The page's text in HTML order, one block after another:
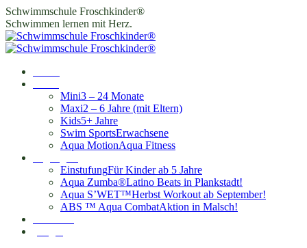
Zum
Inhalt
springen
Schwimmschule Froschkinder®
Schwimmen lernen mit Herz.
Mini3 – 24 Monate
Maxi2 – 6 Jahre (mit Eltern)
Kids5+ Jahre
Swim SportsErwachsene
Aqua MotionAqua Fitness
EinstufungFür Kinder ab 5 Jahre
Aqua Zumba®Latino Beats in Plankstadt!
Aqua S’WET™Herbst Workout ab September!
ABS ™ Aqua CombatAktion in Malsch!